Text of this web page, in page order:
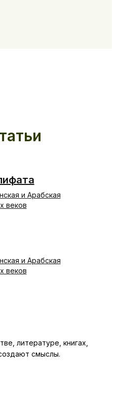
и Арабская
веков
и Арабская
веков
литературе, книгах,
смыслы.